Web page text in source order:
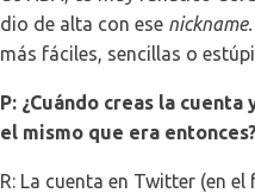
dio de alta con ese nickname.
más fáciles, sencillas o
P: ¿Cuándo creas la cuenta
el mismo que era entonces?
R: La cuenta en Twitter (en